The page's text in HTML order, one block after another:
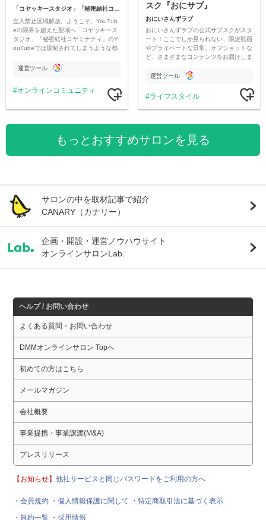
「コヤッキースタジオ」「秘密結社コヤミナティ」
立入禁止区域解放。ようこそ、YouTub
eの限界を超えた聖域へ「コヤッキース
タジオ」「秘密結社コヤミナティ」のY
ouTubeでは規制されてしまうような都
公開。
運営ツール
オンラインコミュニティ
スク『おにサブ』
おにいさんずラブ
おにいさんずラブの公式サブスクがスタ
ート！ここでしか見られない、限定動画
やプライベートな日常、オフショットな
ど、さまざまなコンテンツをお届けしま
運営ツール
ライフスタイル
もっとおすすめサロンを見る
サロンの中を取材記事で紹介
CANARY（カナリー）
企画・開設・運営ノウハウサイト
オンラインサロンLab.
ヘルプ / お問い合わせ
よくある質問・お問い合わせ
DMMオンラインサロン Topへ
初めての方はこちら
メールマガジン
会社概要
事業提携・事業譲渡(M&A)
プレスリリース
【お知らせ】他社サービスと同じパスワードをご利用の方へ
・会員規約 ・個人情報保護に関して
・特定商取引法に基づく表示
・規約一覧 ・採用情報